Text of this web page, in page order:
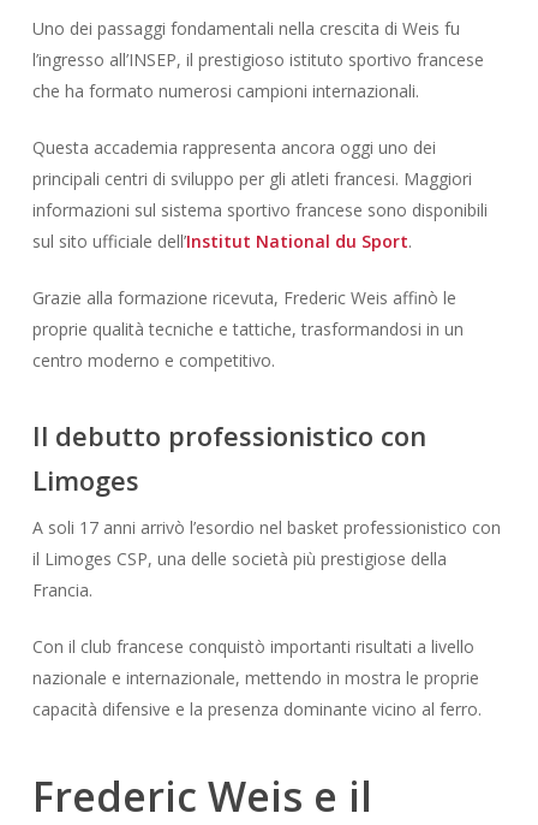
Uno dei passaggi fondamentali nella crescita di Weis fu
l’ingresso all’INSEP, il prestigioso istituto sportivo francese
che ha formato numerosi campioni internazionali.
Questa accademia rappresenta ancora oggi uno dei
principali centri di sviluppo per gli atleti francesi. Maggiori
informazioni sul sistema sportivo francese sono disponibili
sul sito ufficiale dell’Institut National du Sport.
Grazie alla formazione ricevuta, Frederic Weis affinò le
proprie qualità tecniche e tattiche, trasformandosi in un
centro moderno e competitivo.
Il debutto professionistico con
Limoges
A soli 17 anni arrivò l’esordio nel basket professionistico con
il Limoges CSP, una delle società più prestigiose della
Francia.
Con il club francese conquistò importanti risultati a livello
nazionale e internazionale, mettendo in mostra le proprie
capacità difensive e la presenza dominante vicino al ferro.
Frederic Weis e il